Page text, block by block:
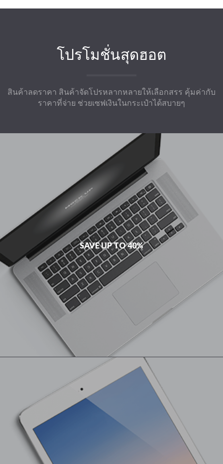
โปรโมชั่นสุดฮอต
สินค้าลดราคา สินค้าจัดโปรหลากหลายให้เลือกสรร คุ้มค่ากับ
ราคาที่จ่าย ช่วยเซฟเงินในกระเป๋าได้สบายๆ
SAVE UP TO 40%